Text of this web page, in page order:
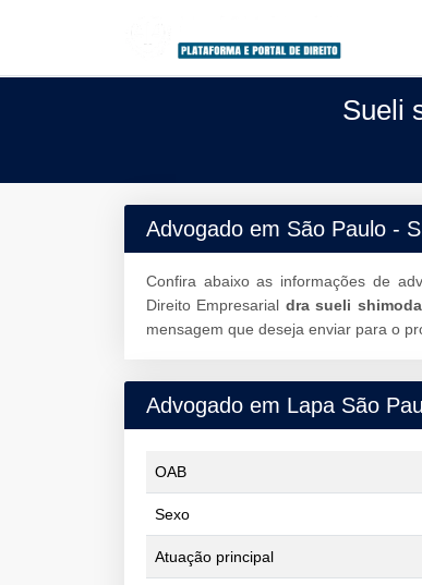
Sueli
Advogado em São Paulo -
Confira abaixo as informações de
Direito Empresarial dra sueli shimoda
mensagem que deseja enviar para o
Advogado em Lapa São
OAB
Sexo
Atuação principal